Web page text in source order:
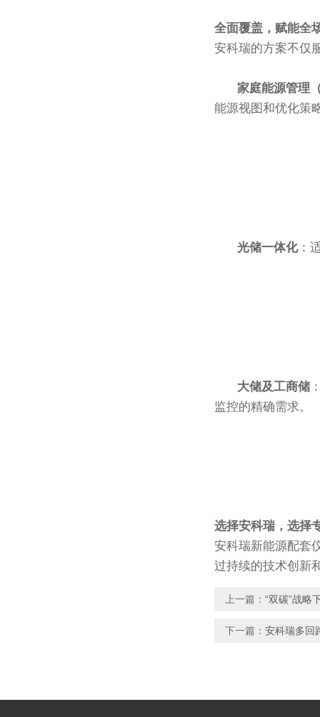
全面覆盖，赋能全
安科瑞的方案不仅
家庭能源管理
能源视图和优化策
光储一体化：
大储及工商储
监控的精确需求。
选择安科瑞，选择
安科瑞新能源配套
过持续的技术创新
上一篇： “双碳”战略
下一篇： 安科瑞多回